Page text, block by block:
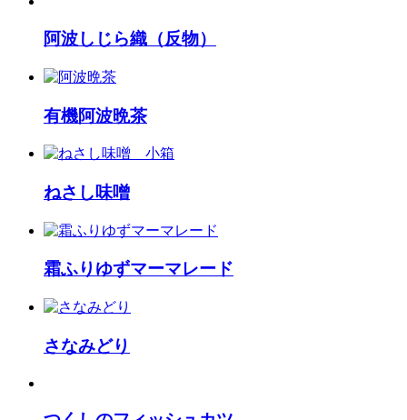
阿波しじら織（反物）
有機阿波晩茶
ねさし味噌
霜ふりゆずマーマレード
さなみどり